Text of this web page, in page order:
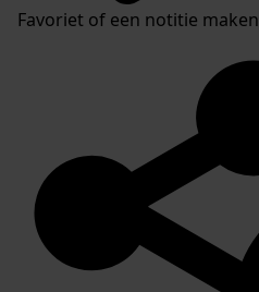
Favoriet of een notitie maken